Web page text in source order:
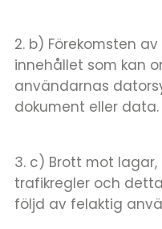
2. b) Förekomsten
innehållet som kan
användarnas
dokument eller data.
3. c) Brott mot
trafikregler och
följd av felaktig